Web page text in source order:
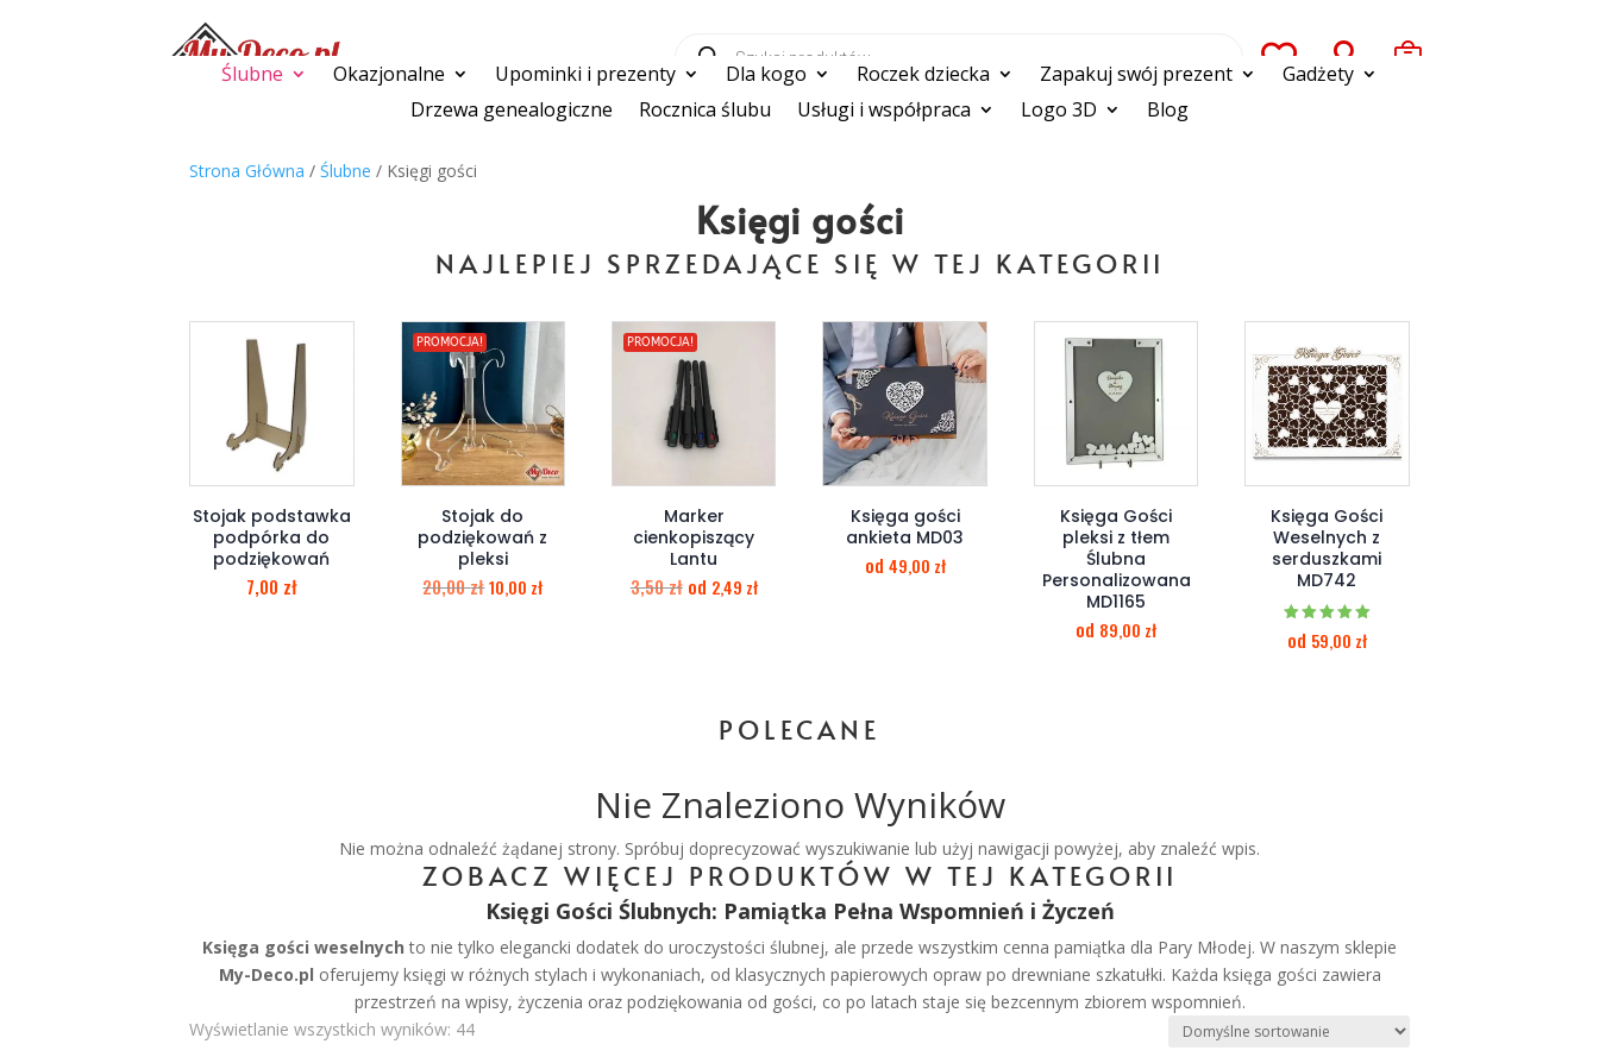
produktów   
Ślubne Okazjonalne Upominki i prezenty Dla kogo Roczek dziecka Zapakuj swój prezent
Gadżety
Drzewa genealogiczne
Rocznica ślubu Usługi i współpraca Logo 3D Blog
Strona Główna /Ślubne / Księgi gości
Księgi gości
NAJLEPIEJ SPRZEDAJĄCE SIĘ W TEJ KATEGORII
Stojak podstawka
podpórka do
podziękowań
7,00 zł
PROMOCJA!
Stojak do
podziękowań z
pleksi
20,00zł10,00 zł
PROMOCJA!
Marker
cienkopiszący
Lantu
3,50złod 2,49 zł
Księga gości
ankieta MD03
od 49,00 zł
Księga Gości
pleksi z tłem
Ślubna
Personalizowana
MD1165
od 89,00 zł
Księga Gości
Weselnych z
serduszkami
MD742
Oceniono
5.00
od 59,00 zł
POLECANE
Nie Znaleziono Wyników
Nie można odnaleźć żądanej strony. Spróbuj doprecyzować wyszukiwanie lub użyj nawigacji powyżej, aby znaleźć wpis.
ZOBACZ WIĘCEJ PRODUKTÓW W TEJ KATEGORII
Księgi Gości Ślubnych: Pamiątka Pełna Wspomnień i Życzeń
Księga gości weselnych to nie tylko elegancki dodatek do uroczystości ślubnej, ale przede wszystkim cenna pamiątka dla Pary Młodej. W naszym sklepie
My-Deco.pl oferujemy księgi w różnych stylach i wykonaniach, od klasycznych papierowych opraw po drewniane szkatułki. Każda księga gości zawiera
przestrzeń na wpisy, życzenia oraz podziękowania od gości, co po latach staje się bezcennym zbiorem wspomnień.
Wyświetlanie wszystkich wyników: 44